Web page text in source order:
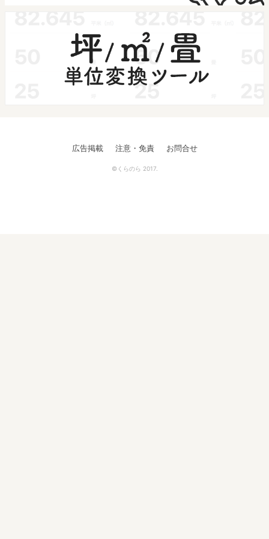
広告掲載 注意・免責 お問合せ
©くらのら 2017.